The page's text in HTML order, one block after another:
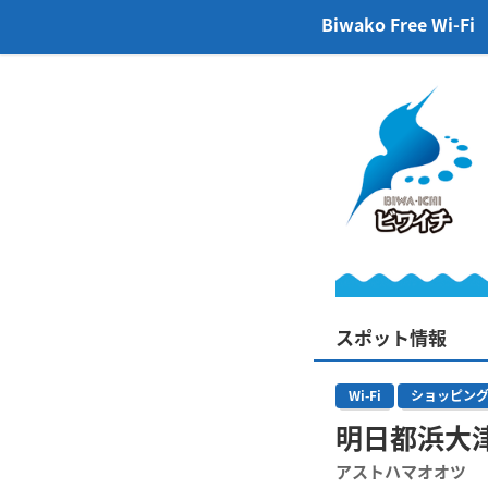
Biwako Free Wi-Fi
スポット情報
Wi-Fi ショッピング
明日都浜大
アストハマオオツ